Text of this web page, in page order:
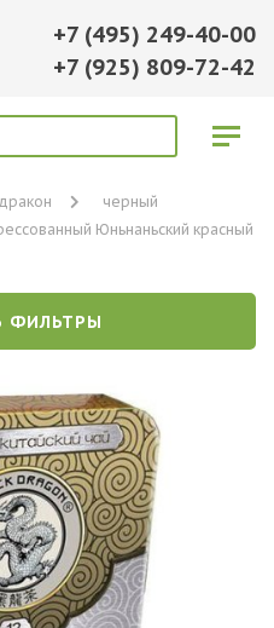
+7 (495) 249-40-00
+7 (925) 809-72-42
черный
Юньнаньский красный
ФИЛЬТРЫ